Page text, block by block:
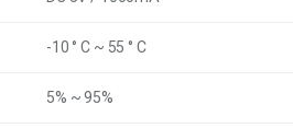
-10 ° C ~ 55 ° C
5% ~ 95%